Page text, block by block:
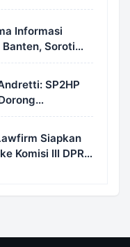
Informasi
Soroti
SP2HP
Siapkan
Komisi III DPR